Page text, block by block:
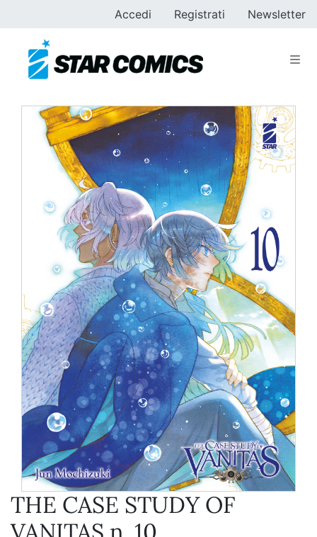
Accedi Registrati Newsletter
THE CASE STUDY OF